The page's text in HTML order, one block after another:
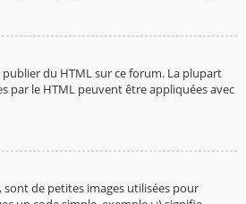
publier du HTML sur ce forum. La plupart
par le HTML peuvent être appliquées avec
sont de petites images utilisées pour